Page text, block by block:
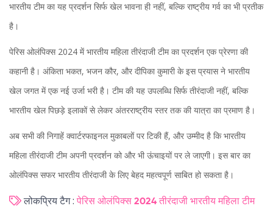
भारतीय टीम का यह प्रदर्शन सिर्फ खेल भावना ही नहीं, बल्कि राष्ट्रीय गर्व का भी प्रतीक
है।
पेरिस ओलंपिक्स 2024 में भारतीय महिला तीरंदाजी टीम का प्रदर्शन एक प्रेरणा की
कहानी है। अंकिता भकत, भजन कौर, और दीपिका कुमारी के इस प्रयास ने भारतीय
खेल जगत में एक नई उर्जा भरी है। टीम की यह उपलब्धि सिर्फ तीरंदाजी नहीं, बल्कि
भारतीय खेल पिछड़े इलाकों से लेकर अंतरराष्ट्रीय स्तर तक की यात्रा का प्रमाण है।
अब सभी की निगाहें क्वार्टरफाइनल मुकाबलों पर टिकी हैं, और उम्मीद है कि भारतीय
महिला तीरंदाजी टीम अपनी प्रदर्शन को और भी ऊंचाइयों पर ले जाएगी। इस बार का
ओलंपिक्स सफर भारतीय तीरंदाजी के लिए बेहद महत्वपूर्ण साबित हो सकता है।
लोकप्रिय टैग : पेरिस ओलंपिक्स 2024 तीरंदाजी भारतीय महिला टीम